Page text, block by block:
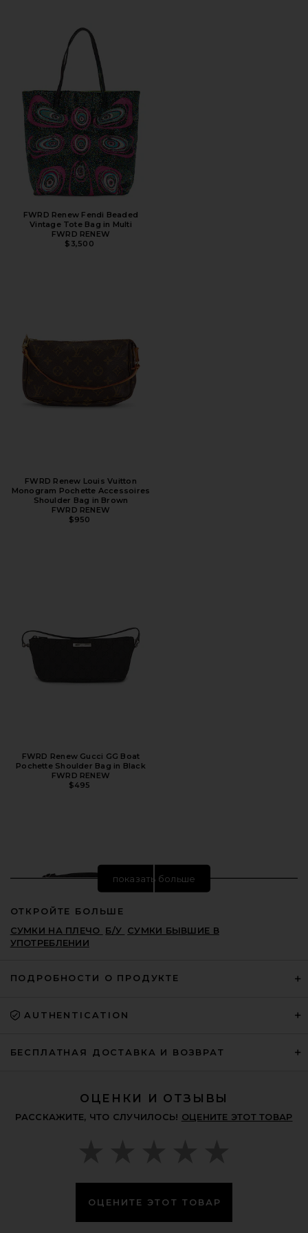
FWRD Renew Fendi Beaded
Vintage Tote Bag in Multi
FWRD RENEW
$3,500
FWRD Renew Louis Vuitton
Monogram Pochette Accessoires
Shoulder Bag in Brown
FWRD RENEW
$950
FWRD Renew Gucci GG Boat
Pochette Shoulder Bag in Black
FWRD RENEW
$495
$600
показать больше
ОТКРОЙТЕ БОЛЬШЕ
СУМКИ НА ПЛЕЧО Б/У СУМКИ БЫВШИЕ В
УПОТРЕБЛЕНИИ
ПОДРОБНОСТИ О ПРОДУКТЕ
AUTHENTICATION
БЕСПЛАТНАЯ ДОСТАВКА И ВОЗВРАТ
ОЦЕНКИ И ОТЗЫВЫ
РАССКАЖИТЕ, ЧТО СЛУЧИЛОСЬ! ОЦЕНИТЕ ЭТОТ ТОВАР
ОЦЕНИТЕ ЭТОТ ТОВАР